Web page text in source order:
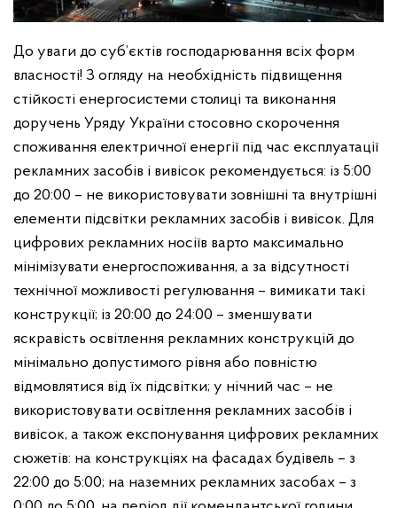
До уваги до суб’єктів господарювання всіх форм
власності! З огляду на необхідність підвищення
стійкості енергосистеми столиці та виконання
доручень Уряду України стосовно скорочення
споживання електричної енергії під час експлуатації
рекламних засобів і вивісок рекомендується: із 5:00
до 20:00 – не використовувати зовнішні та внутрішні
елементи підсвітки рекламних засобів і вивісок. Для
цифрових рекламних носіїв варто максимально
мінімізувати енергоспоживання, а за відсутності
технічної можливості регулювання – вимикати такі
конструкції; із 20:00 до 24:00 – зменшувати
яскравість освітлення рекламних конструкцій до
мінімально допустимого рівня або повністю
відмовлятися від їх підсвітки; у нічний час – не
використовувати освітлення рекламних засобів і
вивісок, а також експонування цифрових рекламних
сюжетів: на конструкціях на фасадах будівель – з
22:00 до 5:00; на наземних рекламних засобах – з